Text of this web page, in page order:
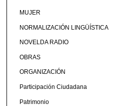
MUJER
NORMALIZACIÓN LINGÜÍSTICA
NOVELDA RADIO
OBRAS
ORGANIZACIÓN
Participación Ciudadana
Patrimonio